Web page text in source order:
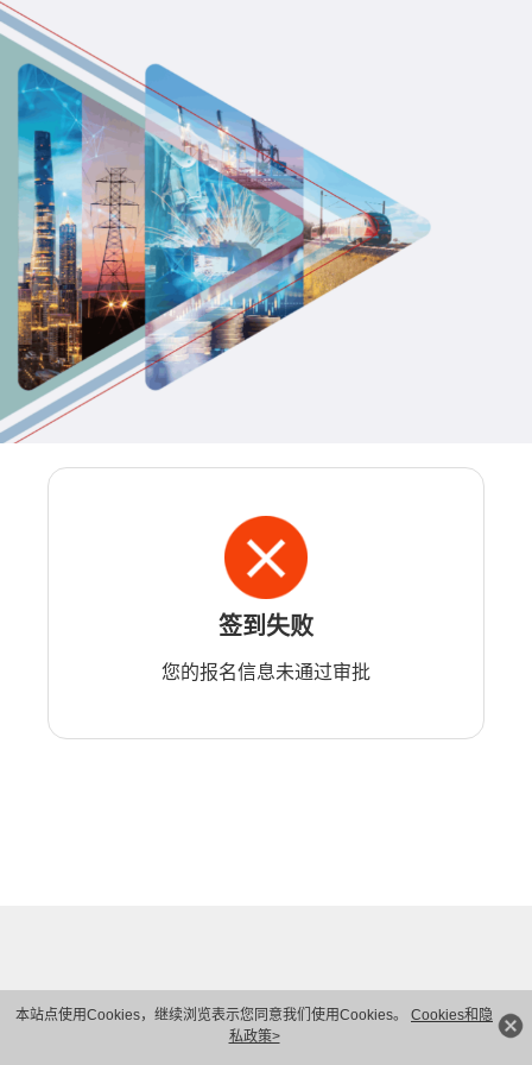
本站点使用Cookies，继续浏览表示您同意我们使用Cookies。 Cookies和隐
私政策>
签到失败
您的报名信息未通过审批